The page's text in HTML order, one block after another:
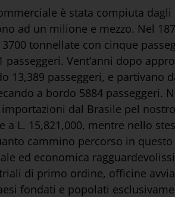
è stata compiuta
ad un milione e mezzo. Nel
tonnellate con cinque
Vent’anni dopo
13,389 passeggeri, e partivano
a bordo 5884 passeggeri.
dal Brasile pel
L. 15,821,000, mentre nello
cammino percorso in
ed economica
di primo ordine, officine
fondati e popolati